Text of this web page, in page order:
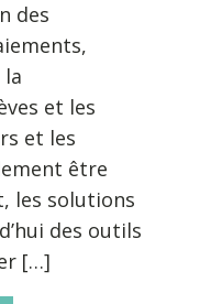
des
et les
et les
être
les solutions
des outils
[…]